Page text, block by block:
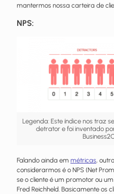
mantermos nossa carteira de
NPS:
Legenda: Este índice nos traz
detrator e foi inventado
Falando ainda em métricas,
considerarmos é o NPS (Net
se o cliente é um promotor ou
Fred Reichheld. Basicamente os